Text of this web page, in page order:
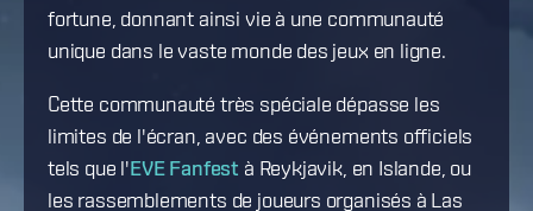
fortune, donnant ainsi vie à une communauté
unique dans le vaste monde des jeux en ligne.
Cette communauté très spéciale dépasse les
limites de l'écran, avec des événements officiels
tels que l'EVE Fanfest à Reykjavik, en Islande, ou
les rassemblements de joueurs organisés à Las